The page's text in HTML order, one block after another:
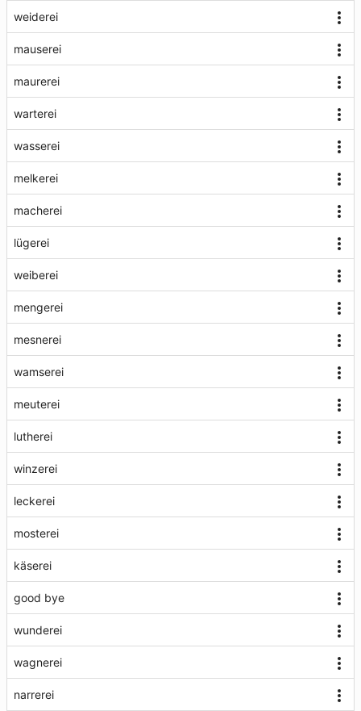
weiderei
mauserei
maurerei
warterei
wasserei
melkerei
macherei
lügerei
weiberei
mengerei
mesnerei
wamserei
meuterei
lutherei
winzerei
leckerei
mosterei
käserei
good bye
wunderei
wagnerei
narrerei